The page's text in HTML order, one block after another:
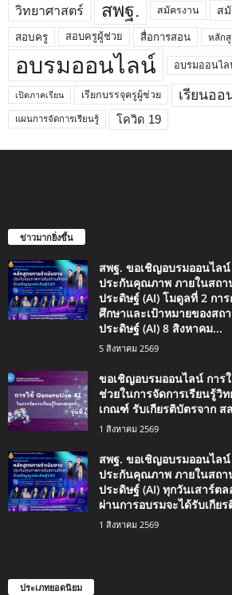
วิทยาศาสตร์ สพฐ. สมัครงาน ส
สอบครู สอบครูผู้ช่วย สื่อการสอน หลัก
อบรมออนไลน์ อบรมออนไ
เปิดภาคเรียน เรียกบรรจุครูผู้ช่วย เรียนออ
แผนการจัดการเรียนรู้ โควิด 19
ข่าวมากยิ่งขึ้น
สพฐ. ขอเชิญอบรมออนไล
ประกันคุณภาพ ภายในสถ
ประดิษฐ์ (AI) โมดูลที่ 2 กา
ศึกษาและเป้าหมายของส
ประดิษฐ์ (AI) 8 สิงหาคม...
5 สิงหาคม 2569
ขอเชิญอบรมออนไลน์ การ
ช่วยในการจัดการเรียนรู้วิ
เกณฑ์ รับเกียรติบัตรจาก ส
1 สิงหาคม 2569
สพฐ. ขอเชิญอบรมออนไล
ประกันคุณภาพ ภายในสถ
ประดิษฐ์ (AI) ทุกวันเสาร์ต
ผ่านการอบรมจะได้รับเกีย
1 สิงหาคม 2569
ประเภทยอดนิยม